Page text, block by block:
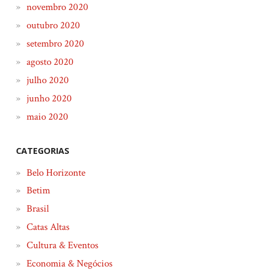
novembro 2020
outubro 2020
setembro 2020
agosto 2020
julho 2020
junho 2020
maio 2020
CATEGORIAS
Belo Horizonte
Betim
Brasil
Catas Altas
Cultura & Eventos
Economia & Negócios